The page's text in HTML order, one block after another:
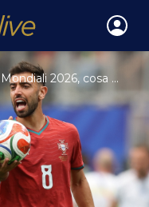
Mondiali 2026, cosa ...